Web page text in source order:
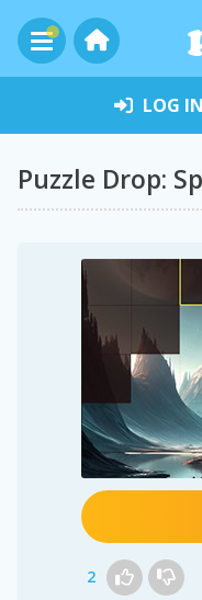
LOG IN
Puzzle Drop:
2